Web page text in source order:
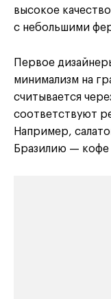
высокое
с небольшими
Первое
минимализм на
считывается
соответствуют
Например,
Бразилию — кофе